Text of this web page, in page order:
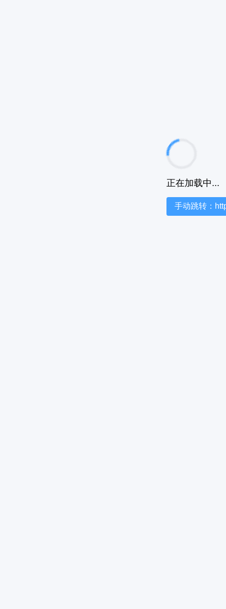
正在加载中...
手动跳转：